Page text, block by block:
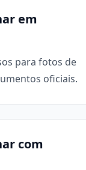
em
para fotos de
oficiais.
com